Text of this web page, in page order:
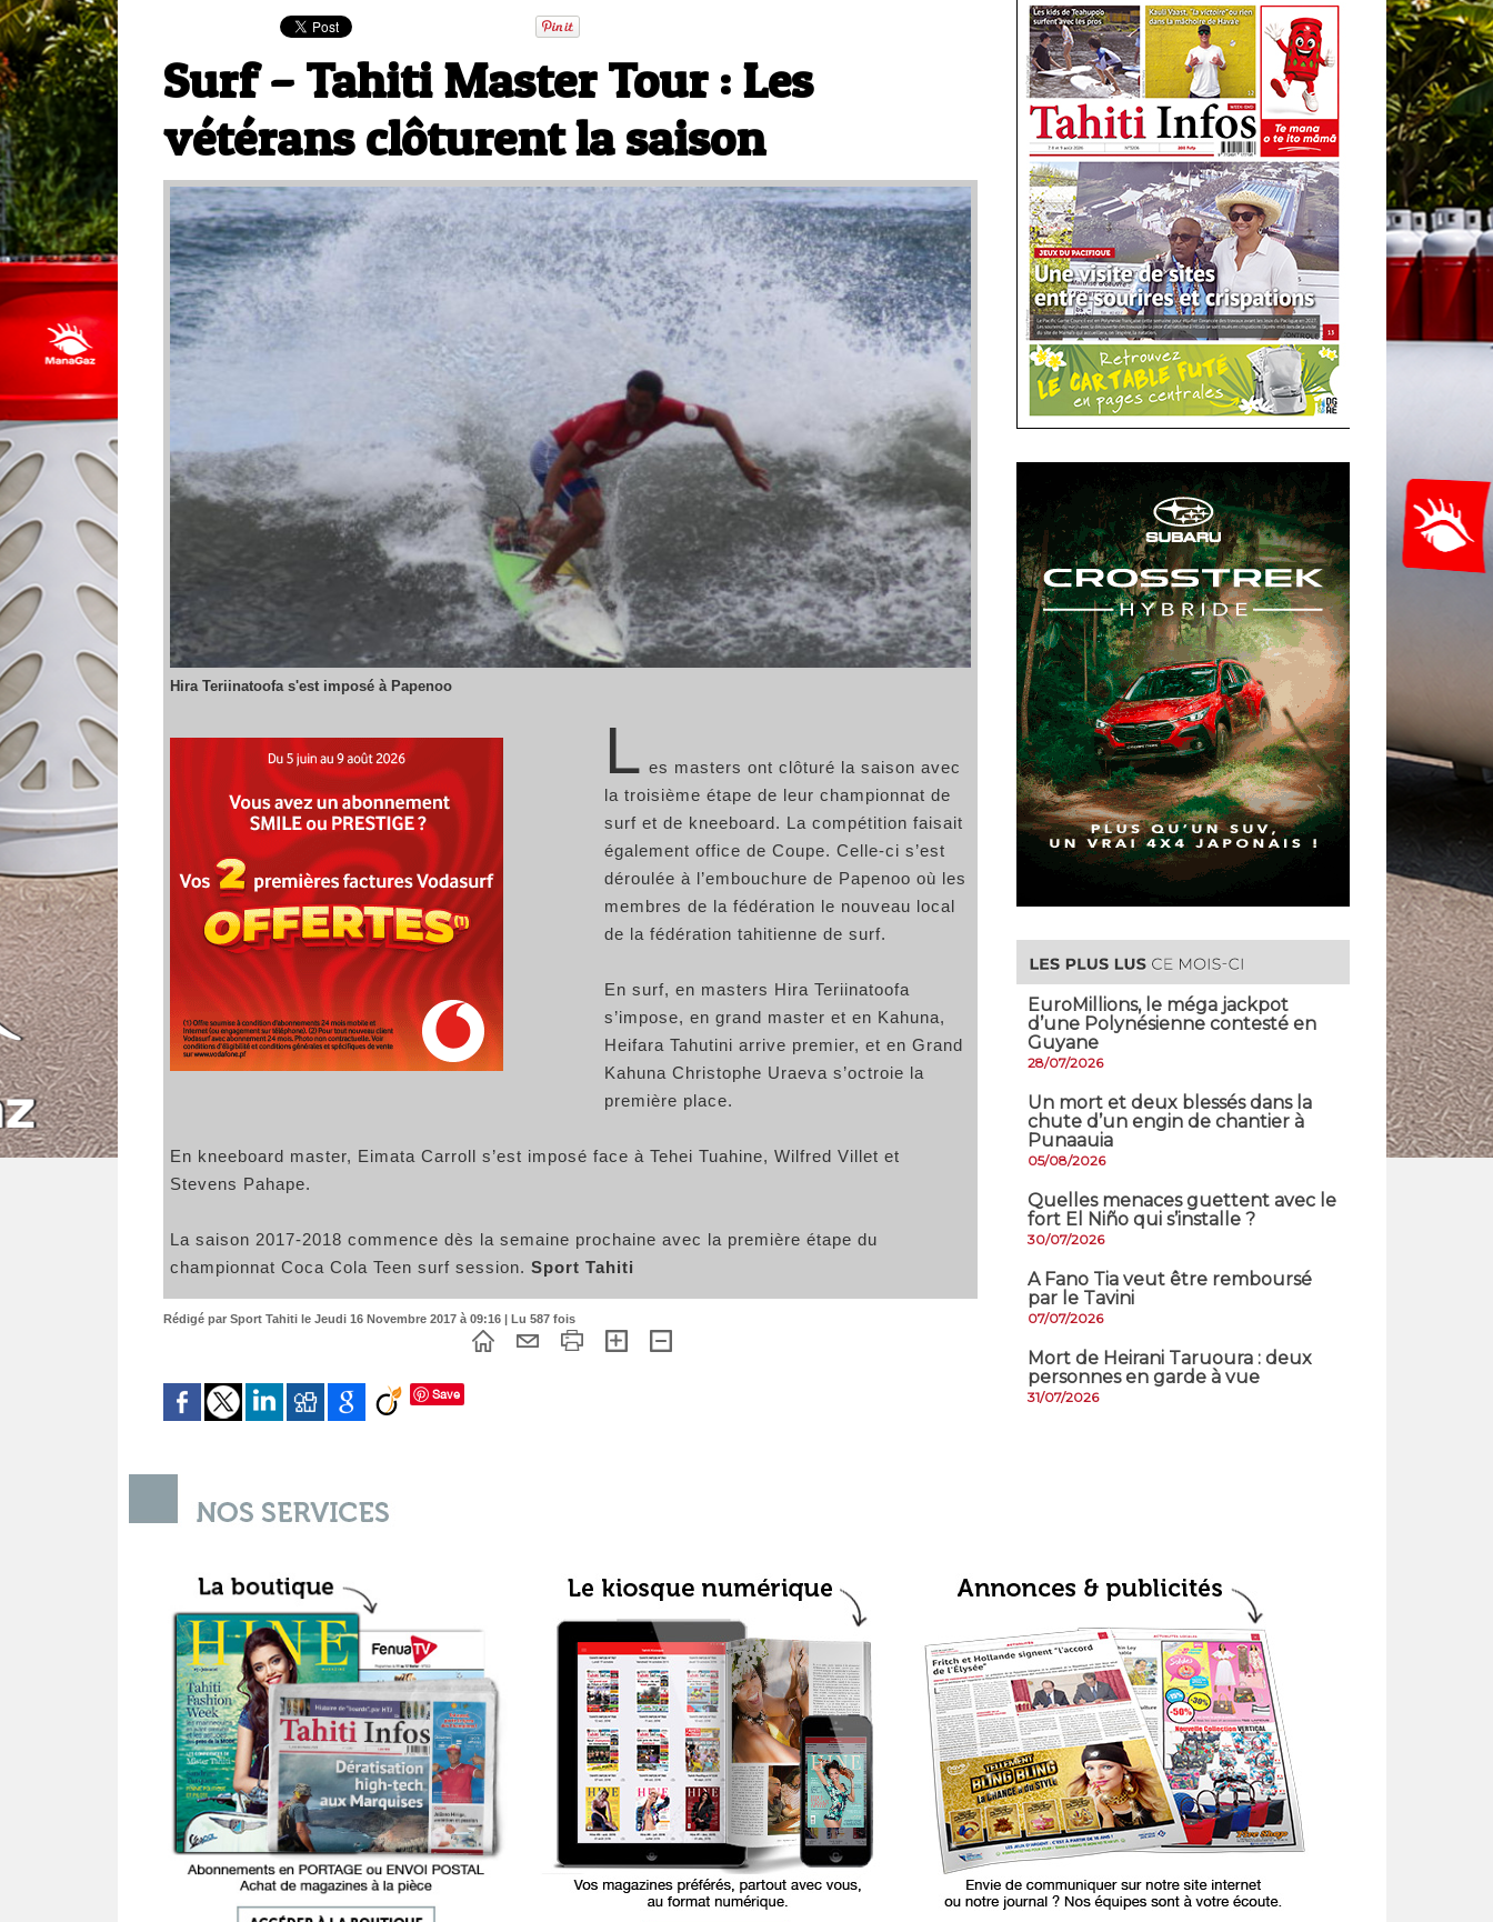
Surf – Tahiti Master Tour : Les
vétérans clôturent la saison
Hira Teriinatoofa s'est imposé à Papenoo
L es masters ont clôturé la saison avec
la troisième étape de leur championnat de
surf et de kneeboard. La compétition faisait
également office de Coupe. Celle-ci s’est
déroulée à l’embouchure de Papenoo où les
membres de la fédération le nouveau local
de la fédération tahitienne de surf.
En surf, en masters Hira Teriinatoofa
s’impose, en grand master et en Kahuna,
Heifara Tahutini arrive premier, et en Grand
Kahuna Christophe Uraeva s’octroie la
première place.
En kneeboard master, Eimata Carroll s’est imposé face à Tehei Tuahine, Wilfred Villet et
Stevens Pahape.
La saison 2017-2018 commence dès la semaine prochaine avec la première étape du
championnat Coca Cola Teen surf session. Sport Tahiti
Rédigé par Sport Tahiti le Jeudi 16 Novembre 2017 à 09:16 | Lu 587 fois
Save
EuroMillions, ​le méga jackpot
d’une Polynésienne contesté en
Guyane
28/07/2026
​Un mort et deux blessés dans la
chute d’un engin de chantier à
Punaauia
05/08/2026
Quelles menaces guettent avec le
fort El Niño qui s’installe ?
30/07/2026
A Fano Tia veut être remboursé
par le Tavini
07/07/2026
Mort de Heirani Taruoura : deux
personnes en garde à vue
31/07/2026